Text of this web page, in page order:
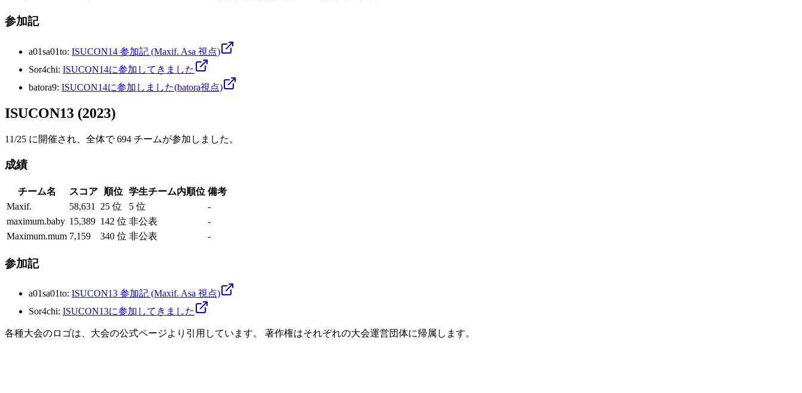
参加記
a01sa01to: ISUCON14 参加記 (Maxif. Asa 視点)
Sor4chi: ISUCON14に参加してきました
batora9: ISUCON14に参加しました(batora視点)
ISUCON13 (2023)
11/25 に開催され、全体で 694 チームが参加しました。
成績
チーム名 スコア 順位 学生チーム内順位 備考
Maxif.
58,631 25 位 5 位
-
maximum.baby 15,389 142 位 非公表
-
Maximum.mum 7,159 340 位 非公表 -
参加記
a01sa01to: ISUCON13 参加記 (Maxif. Asa 視点)
Sor4chi: ISUCON13に参加してきました
各種大会のロゴは、大会の公式ページより引用しています。 著作権はそれぞれの大会運営団体に帰属します。